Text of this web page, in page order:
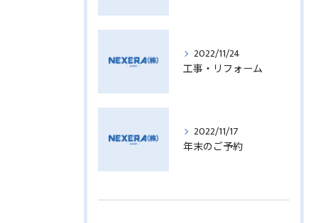
2022/11/24
工事・リフォーム
2022/11/17
年末のご予約